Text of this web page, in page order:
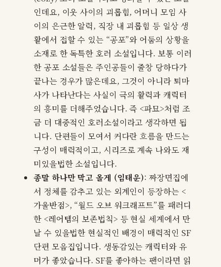
인데요, 이웃 사이의 괴롭힘, 어머니 모임 사
이의 은근한 알력, 직장 내 괴롭힘 등 일상 생
활에서 접할 수 있는 “공포”와 어둠의 상황을
소재로 한 독특한 호러 소설입니다. 보통 이러
한 공포 소설들은 주인공들이 줄창 당하다가
끝나는 경우가 많은데요, 그것이 아니라 퇴마
사가 나타난다는 사실이 극의 활력과 캐릭터
의 흥미를 더해주었습니다. 즉 <파묘>처럼 조
금 더 대중적인 호러소설이라고 생각하면 됩
니다. 단편들이 모여서 커다란 흐름을 만드는
구성이 매력적이고, 시리즈로 계속 나와도 재
미있을법한 소설입니다.
종말 하나만 막고 올게 (임태운): 짜장면집에
서 정체를 감추고 있는 외계인이 등장하는 <
가울반점>, “월드 오브 워크래프트”를 패러디
한 <레어템의 보존법칙> 등 현실 세계에서 만
날 수 있을법한 현실적인 배경이 매력적인 SF
단편 모음집입니다. 생동감있는 캐릭터와 유
머가 좋았습니다. SF를 좋아하는 팬이라면 읽